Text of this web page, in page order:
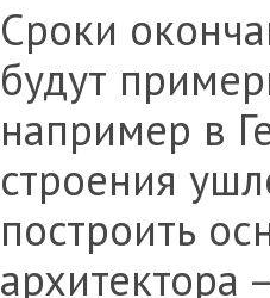
Сроки
будут
например в
строения
построить
архитектора